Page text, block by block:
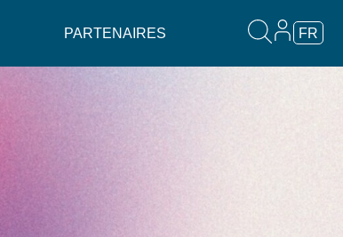
PARTENAIRES FR